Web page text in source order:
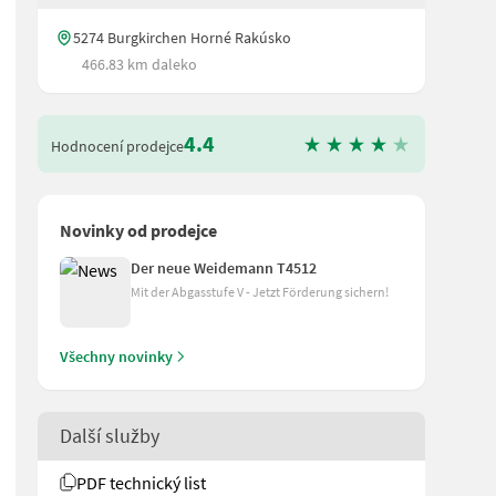
1x Druck, 1x druckloser Rücklauf, 1x Leckölleitung 40 l/
5274 Burgkirchen Horné Rakúsko
466.83 km daleko
Hodnocení prodejce4.4
Novinky od prodejce
Der neue Weidemann T4512
Mit der Abgasstufe V - Jetzt Förderung sichern!
Všechny novinky
Další služby
PDF technický list